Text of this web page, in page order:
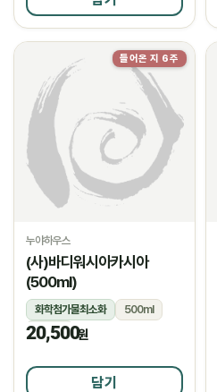
들어온 지 6주
누야하우스
(사)바디워시아카시아
(500ml)
화학첨가물최소화
500ml
상온
20,500원
담기